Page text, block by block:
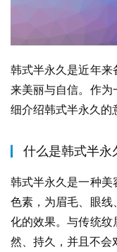
韩式半永久是近年
来美丽与自信。作
细介绍韩式半永久的
什么是韩式半永
韩式半永久是一种
色素，为眉毛、眼线
化的效果。与传统纹
然、持久，并且不会